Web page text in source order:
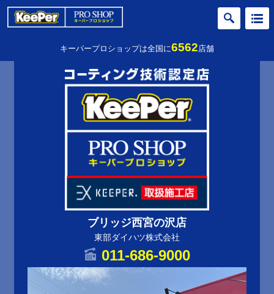
キーパープロショップは全国に6562店舗
ブリッジ西宮の沢店
東部ダイハツ株式会社
011-686-9000